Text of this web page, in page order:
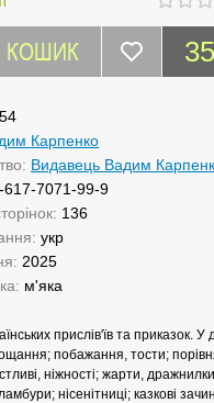
КОШИК
Карпенко
Видавець Вадим
617-7071-99-9
136
укр
2025
м'яка
прислів'їв та приказок.
побажання, тости;
ніжності; жарти,
нісенітниці; казкові